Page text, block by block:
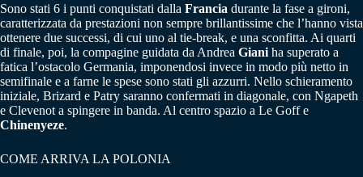
Sono stati 6 i punti conquistati dalla Francia durante la fase a gironi,
caratterizzata da prestazioni non sempre brillantissime che l’hanno vista
ottenere due successi, di cui uno al tie-break, e una sconfitta. Ai quarti
di finale, poi, la compagine guidata da Andrea Giani ha superato a
fatica l’ostacolo Germania, imponendosi invece in modo più netto in
semifinale e a farne le spese sono stati gli azzurri. Nello schieramento
iniziale, Brizard e Patry saranno confermati in diagonale, con Ngapeth
e Clevenot a spingere in banda. Al centro spazio a Le Goff e
Chinenyeze.
COME ARRIVA LA POLONIA